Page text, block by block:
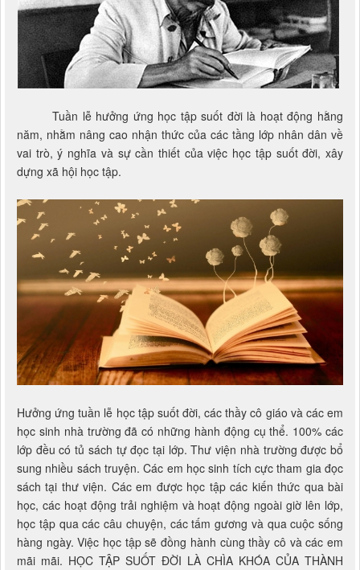
Tuần lễ hưởng ứng học tập suốt đời là hoạt động hằng
năm, nhằm nâng cao nhận thức của các tầng lớp nhân dân về
vai trò, ý nghĩa và sự cần thiết của việc học tập suốt đời, xây
dựng xã hội học tập.
Hưởng ứng tuần lễ học tập suốt đời, các thầy cô giáo và các em
học sinh nhà trường đã có những hành động cụ thể. 100% các
lớp đều có tủ sách tự đọc tại lớp. Thư viện nhà trường được bổ
sung nhiều sách truyện. Các em học sinh tích cực tham gia đọc
sách tại thư viện. Các em được học tập các kiến thức qua bài
học, các hoạt động trải nghiệm và hoạt động ngoài giờ lên lớp,
học tập qua các câu chuyện, các tấm gương và qua cuộc sống
hàng ngày. Việc học tập sẽ đồng hành cùng thầy cô và các em
mãi mãi. HỌC TẬP SUỐT ĐỜI LÀ CHÌA KHÓA CỦA THÀNH